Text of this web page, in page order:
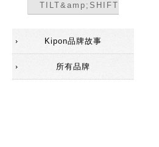
TILT&amp;SHIFT
Kipon品牌故事
所有品牌